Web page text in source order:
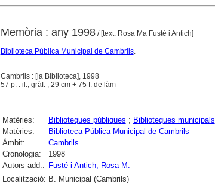
Memòria : any 1998/ [text: Rosa Ma Fusté i Antich]
Biblioteca Pública Municipal de Cambrils.
Cambrils : [la Biblioteca], 1998
57 p. : il., gràf. ; 29 cm + 75 f. de làm
Matèries: Biblioteques públiques ; Biblioteques municipals
Matèries:
Biblioteca Pública Municipal de Cambrils
Àmbit:
Cambrils
Cronologia:
1998
Autors add.: Fusté i Antich, Rosa M.
Localització: B. Municipal (Cambrils)